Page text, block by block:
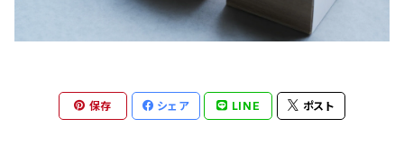
保存 シェア LINE ポスト